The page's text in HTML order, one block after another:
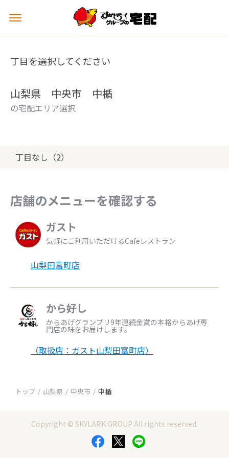
メ
ュ
を
丁目を選択してください
山梨県 中央市 中楯
の宅配エリア選択
丁目なし（2）
店舗のメニューを確認する
ガスト
気軽にご利用いただけるCafeレストラン
山梨田富町店
から好し
からあげグランプリ9年連続金賞の本格からあげ専
門店の味をお届けします。
（取扱店：ガスト山梨田富町店）
トップ 山梨県 中央市 中楯
Copyright © SKYLARK GROUP All rights reserved.